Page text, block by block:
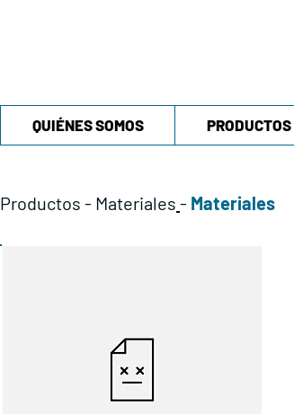
QUIÉNES SOMOS PRODUCTOS
Productos - Materiales - Materiales